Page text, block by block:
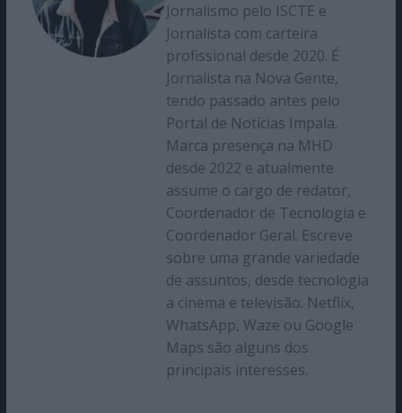
Jornalismo pelo ISCTE e
Jornalista com carteira
profissional desde 2020. É
Jornalista na Nova Gente,
tendo passado antes pelo
Portal de Notícias Impala.
Marca presença na MHD
desde 2022 e atualmente
assume o cargo de redator,
Coordenador de Tecnologia e
Coordenador Geral. Escreve
sobre uma grande variedade
de assuntos, desde tecnologia
a cinema e televisão. Netflix,
WhatsApp, Waze ou Google
Maps são alguns dos
principais interesses.